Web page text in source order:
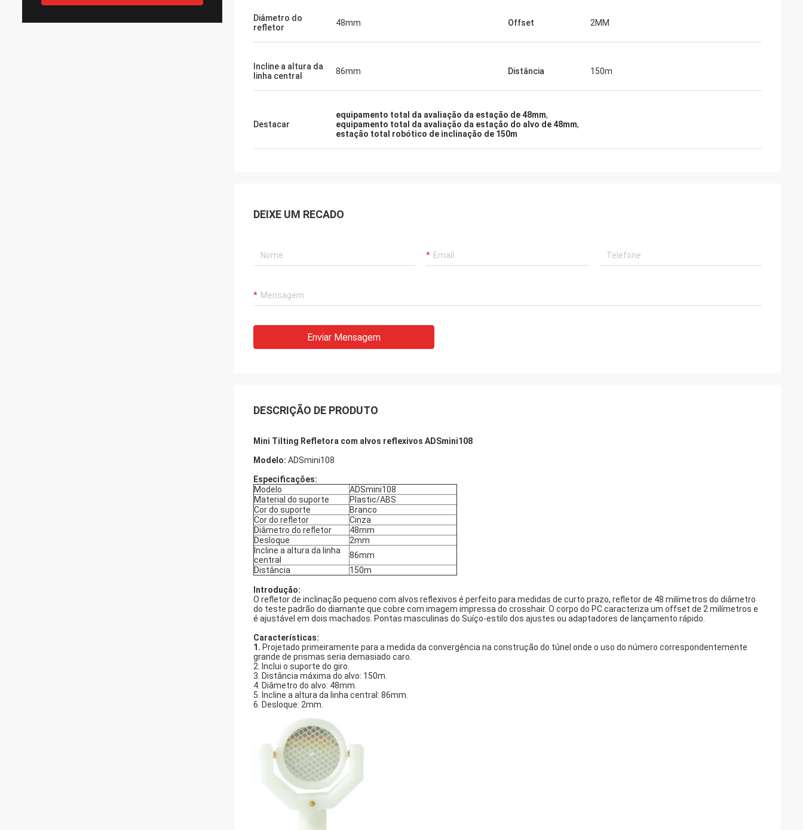
Diâmetro do
refletor
48mm Offset 2MM
Incline a altura da
linha central
86mm Distância 150m
Destacar
equipamento total da avaliação da estação de 48mm,
equipamento total da avaliação da estação do alvo de 48mm,
estação total robótico de inclinação de 150m
DEIXE UM RECADO
Enviar Mensagem
DESCRIÇÃO DE PRODUTO
Mini Tilting Refletora com alvos reflexivos ADSmini108
Modelo: ADSmini108
Especificações:
Modelo
ADSmini108
Material do suporte
Plastic/ABS
Cor do suporte
Branco
Cor do refletor
Cinza
Diâmetro do refletor
48mm
Desloque
2mm
Incline a altura da linha
central
86mm
Distância
150m
Introdução:
O refletor de inclinação pequeno com alvos reflexivos é perfeito para medidas de curto prazo, refletor de 48 milímetros do diâmetro
do teste padrão do diamante que cobre com imagem impressa do crosshair. O corpo do PC caracteriza um offset de 2 milímetros e
é ajustável em dois machados. Pontas masculinas do Suíço-estilo dos ajustes ou adaptadores de lançamento rápido.
Características:
1. Projetado primeiramente para a medida da convergência na construção do túnel onde o uso do número correspondentemente
grande de prismas seria demasiado caro.
2. Inclui o suporte do giro.
3. Distância máxima do alvo: 150m.
4. Diâmetro do alvo: 48mm.
5. Incline a altura da linha central: 86mm.
6. Desloque: 2mm.